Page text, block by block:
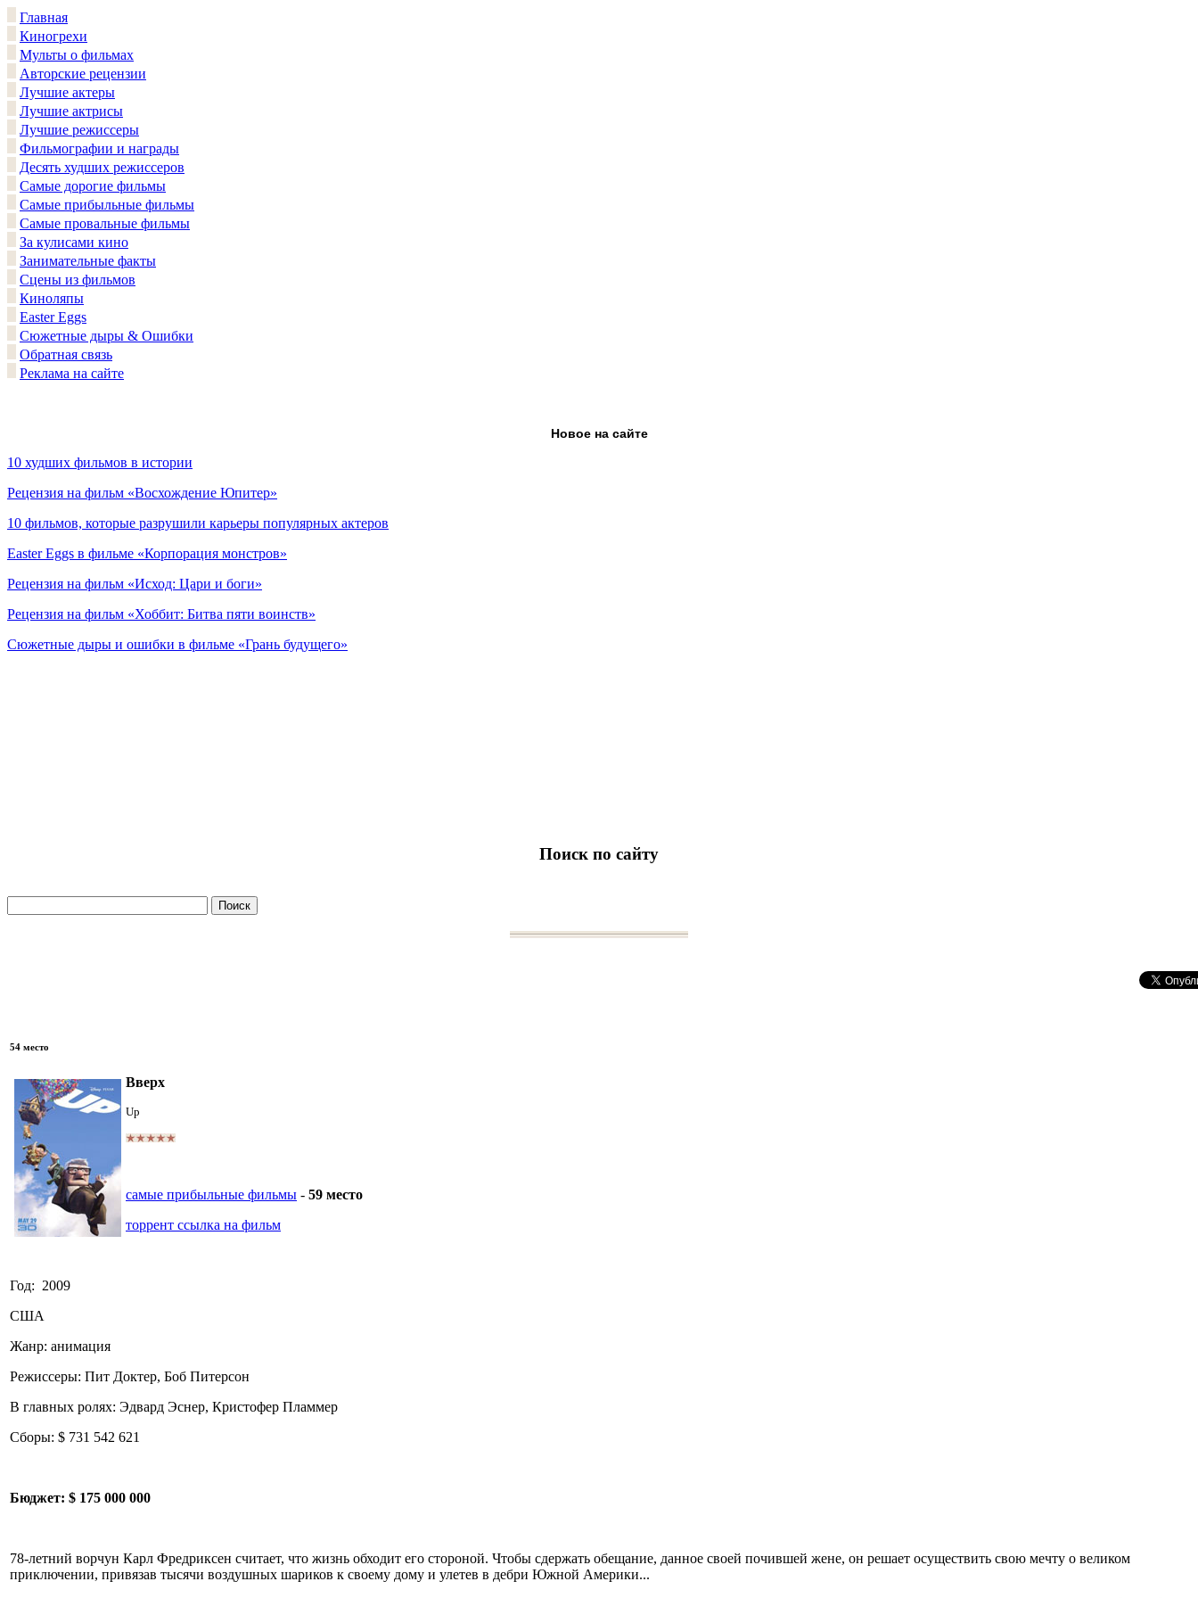
Главная
Киногрехи
Мульты о фильмах
Авторские рецензии
Лучшие актеры
Лучшие актрисы
Лучшие режиссеры
Фильмографии и награды
Десять худших режиссеров
Самые дорогие фильмы
Самые прибыльные фильмы
Самые провальные фильмы
За кулисами кино
Занимательные факты
Сцены из фильмов
Киноляпы
Easter Eggs
Сюжетные дыры & Ошибки
Обратная связь
Реклама на сайте
Новое на сайте
10 худших фильмов в истории
Рецензия на фильм «Восхождение Юпитер»
10 фильмов, которые разрушили карьеры популярных актеров
Easter Eggs в фильме «Корпорация монстров»
Рецензия на фильм «Исход: Цари и боги»
Рецензия на фильм «Хоббит: Битва пяти воинств»
Сюжетные дыры и ошибки в фильме «Грань будущего»
Поиск по сайту
54 место
Вверх
Up
самые прибыльные фильмы - 59 место
торрент ссылка на фильм
Год: 2009
США
Жанр: анимация
Режиссеры: Пит Доктер, Боб Питерсон
В главных ролях: Эдвард Эснер, Кристофер Пламмер
Сборы: $ 731 542 621
Бюджет: $ 175 000 000
78-летний ворчун Карл Фредриксен считает, что жизнь обходит его стороной. Чтобы сдержать обещание, данное своей почившей жене, он решает осуществить свою мечту о великом
приключении, привязав тысячи воздушных шариков к своему дому и улетев в дебри Южной Америки...